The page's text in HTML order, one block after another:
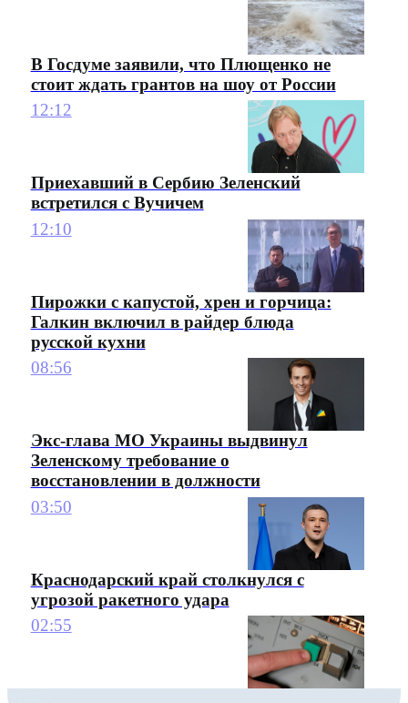
В Госдуме заявили, что Плющенко не
стоит ждать грантов на шоу от России
12:12
Приехавший в Сербию Зеленский
встретился с Вучичем
12:10
Пирожки с капустой, хрен и горчица:
Галкин включил в райдер блюда
русской кухни
08:56
Экс-глава МО Украины выдвинул
Зеленскому требование о
восстановлении в должности
03:50
Краснодарский край столкнулся с
угрозой ракетного удара
02:55